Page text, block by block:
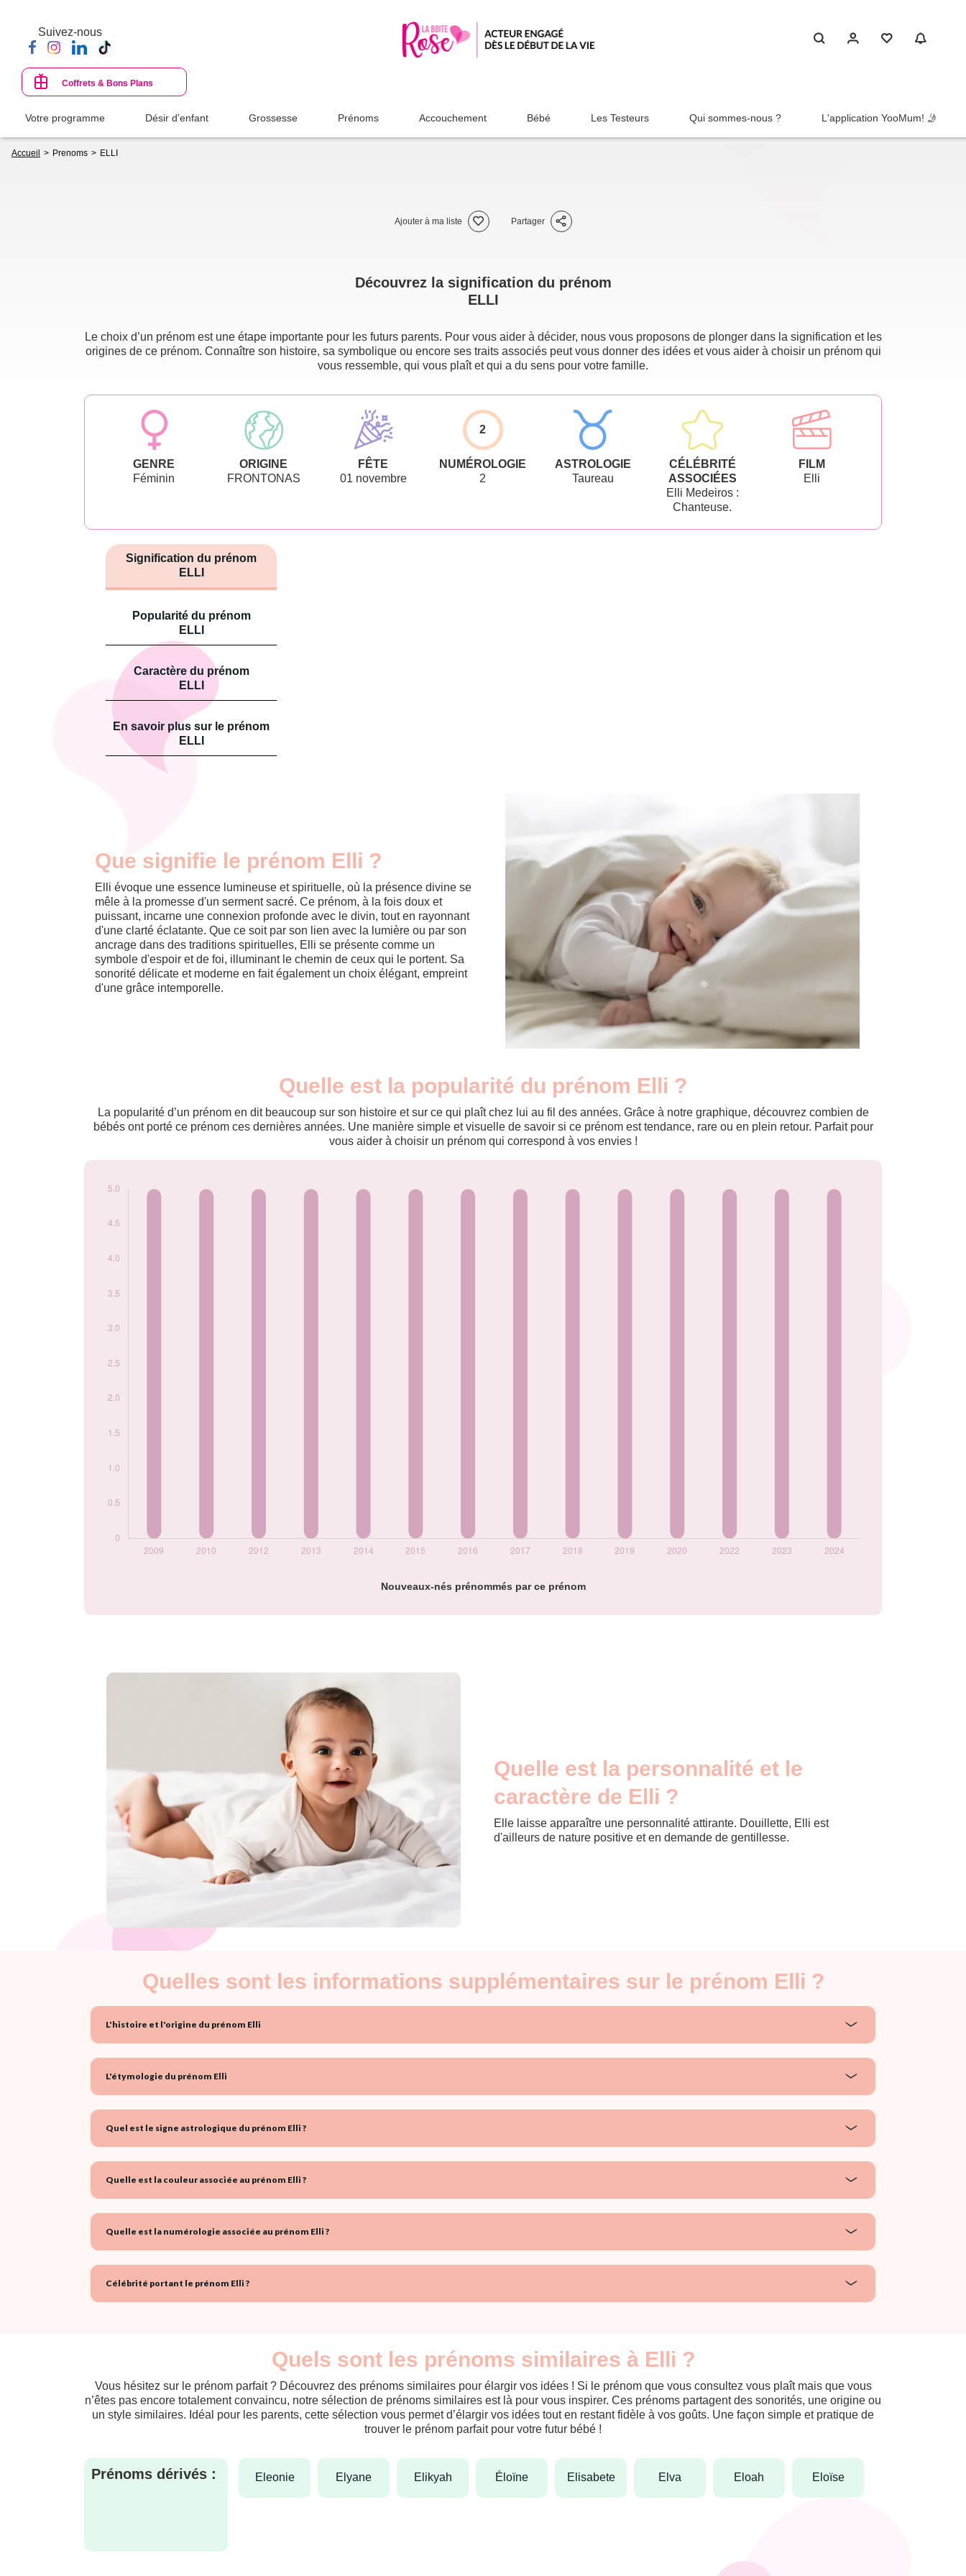
contenu
principal
Suivez-nous
Coffrets & Bons Plans
Votre programme Désir d'enfant Grossesse Prénoms Accouchement Bébé Les Testeurs Qui sommes-nous ? L'application YooMum! 🤳
d'Ariane
Accueil Prenoms ELLI
Ajouter à ma liste Partager
Découvrez la signification du prénom
ELLI
Le choix d’un prénom est une étape importante pour les futurs parents. Pour vous aider à décider, nous vous proposons de plonger dans la signification et les
origines de ce prénom. Connaître son histoire, sa symbolique ou encore ses traits associés peut vous donner des idées et vous aider à choisir un prénom qui
vous ressemble, qui vous plaît et qui a du sens pour votre famille.
GENRE
Féminin
ORIGINE
FRONTONAS
FÊTE
01 novembre
2
NUMÉROLOGIE
2
ASTROLOGIE
Taureau
CÉLÉBRITÉ
ASSOCIÉES
Elli Medeiros :
Chanteuse.
FILM
Elli
Signification du prénom
ELLI
Popularité du prénom
ELLI
Caractère du prénom
ELLI
En savoir plus sur le prénom
ELLI
Que signifie le prénom Elli ?
Elli évoque une essence lumineuse et spirituelle, où la présence divine se
mêle à la promesse d'un serment sacré. Ce prénom, à la fois doux et
puissant, incarne une connexion profonde avec le divin, tout en rayonnant
d'une clarté éclatante. Que ce soit par son lien avec la lumière ou par son
ancrage dans des traditions spirituelles, Elli se présente comme un
symbole d'espoir et de foi, illuminant le chemin de ceux qui le portent. Sa
sonorité délicate et moderne en fait également un choix élégant, empreint
d'une grâce intemporelle.
Quelle est la popularité du prénom Elli ?
La popularité d’un prénom en dit beaucoup sur son histoire et sur ce qui plaît chez lui au fil des années. Grâce à notre graphique, découvrez combien de
bébés ont porté ce prénom ces dernières années. Une manière simple et visuelle de savoir si ce prénom est tendance, rare ou en plein retour. Parfait pour
vous aider à choisir un prénom qui correspond à vos envies !
Nouveaux-nés prénommés par ce prénom
année
2009
5
2010
5
2015
5
2017
2023
Quelle est la personnalité et le
caractère de Elli ?
Elle laisse apparaître une personnalité attirante. Douillette, Elli est
d'ailleurs de nature positive et en demande de gentillesse.
Quelles sont les informations supplémentaires sur le prénom Elli ?
L'histoire et l'origine du prénom Elli
L'étymologie du prénom Elli
Quel est le signe astrologique du prénom Elli ?
Quelle est la couleur associée au prénom Elli ?
Quelle est la numérologie associée au prénom Elli ?
Célébrité portant le prénom Elli ?
Quels sont les prénoms similaires à Elli ?
Vous hésitez sur le prénom parfait ? Découvrez des prénoms similaires pour élargir vos idées ! Si le prénom que vous consultez vous plaît mais que vous
n’êtes pas encore totalement convaincu, notre sélection de prénoms similaires est là pour vous inspirer. Ces prénoms partagent des sonorités, une origine ou
un style similaires. Idéal pour les parents, cette sélection vous permet d’élargir vos idées tout en restant fidèle à vos goûts. Une façon simple et pratique de
trouver le prénom parfait pour votre futur bébé !
Prénoms dérivés : eleonie elyane elikyah éloïne elisabete elva eloah eloïse